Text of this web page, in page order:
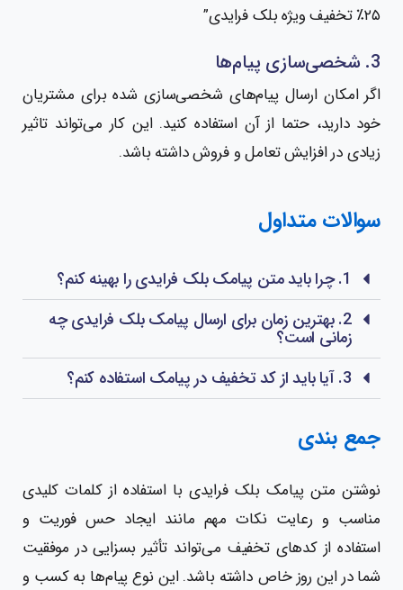
۲۵٪ تخفیف ویژه بلک فرایدی”
3. شخصی‌سازی پیام‌ها
اگر امکان ارسال پیام‌های شخصی‌سازی شده برای مشتریان
خود دارید، حتما از آن استفاده کنید. این کار می‌تواند تاثیر
زیادی در افزایش تعامل و فروش داشته باشد.
سوالات متداول
1. چرا باید متن پیامک بلک فرایدی را بهینه کنم؟
2. بهترین زمان برای ارسال پیامک بلک فرایدی چه
زمانی است؟
3. آیا باید از کد تخفیف در پیامک استفاده کنم؟
جمع بندی
نوشتن متن پیامک بلک فرایدی با استفاده از کلمات کلیدی
مناسب و رعایت نکات مهم مانند ایجاد حس فوریت و
استفاده از کدهای تخفیف می‌تواند تأثیر بسزایی در موفقیت
شما در این روز خاص داشته باشد. این نوع پیام‌ها به کسب و